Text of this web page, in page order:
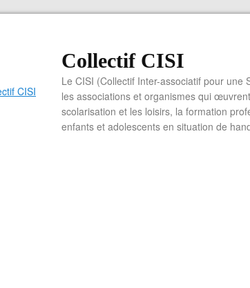
Collectif CISI
Le CISI (Collectif Inter-associatif pour
les associations et organismes qui
scolarisation et les loisirs, la formation
enfants et adolescents en situation de